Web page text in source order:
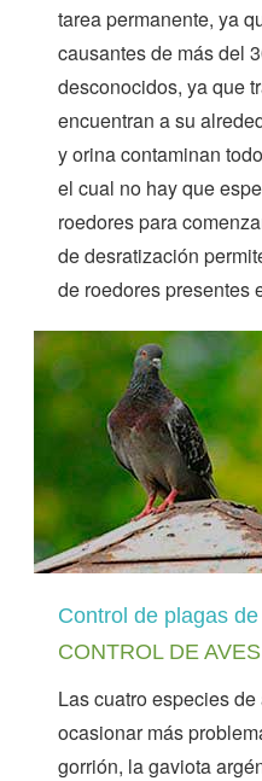
tarea permanente, ya
causantes de más del
desconocidos, ya que
encuentran a su
y orina contaminan
el cual no hay que
roedores para
de desratización
de roedores presentes
Control de plagas
CONTROL DE AVES
Las cuatro especies
ocasionar más
gorrión, la gaviota